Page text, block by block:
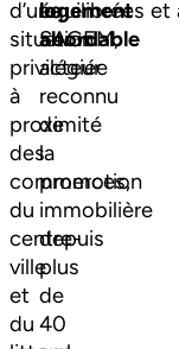
d’une
situation
privilégiée
à
proximité
des
commerces,
du
centre-
ville
et
du
logement
abordable
La
SAGEM,
acteur
reconnu
de
la
promotion
immobilière
depuis
plus
de
40
équilibrées et